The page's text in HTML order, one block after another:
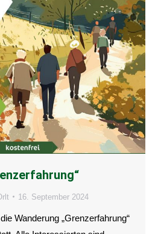
16. September 2024
Wanderung „Grenzerfahrung“